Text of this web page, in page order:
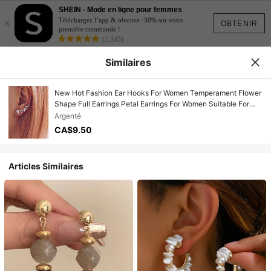
OBTENIR
×
SHEIN - Mode en ligne pour femmes
Téléchargez l’app & obtenez -30% sur votre
première commande !
(1,345)
Similaires
New Hot Fashion Ear Hooks For Women Temperament Flower
Shape Full Earrings Petal Earrings For Women Suitable For
Daily Wear Or Gift Giving
Argenté
CA$9.50
Articles Similaires